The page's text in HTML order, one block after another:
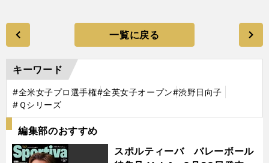
一覧に戻る
キーワード
#全米女子プロ選手権#全英女子オープン#渋野日向子
#Ｑシリーズ
編集部のおすすめ
スポルティーバ バレーボール